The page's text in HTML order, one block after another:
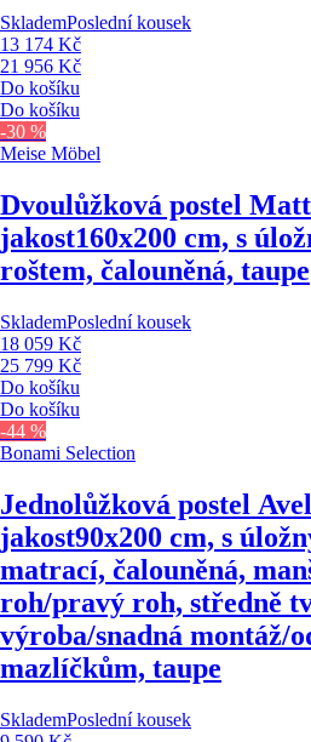
SklademPoslední kousek
13 174 Kč
21 956 Kč
Do košíku
Do košíku
-30 %
Meise Möbel
Dvoulůžková postel
jakost160x200 cm, s
roštem, čalouněná, taupe
SklademPoslední kousek
18 059 Kč
25 799 Kč
Do košíku
Do košíku
-44 %
Bonami Selection
Jednolůžková postel
jakost90x200 cm, s
matrací, čalouněná,
roh/pravý roh, středně
výroba/snadná montáž/
mazlíčkům, taupe
SklademPoslední kousek